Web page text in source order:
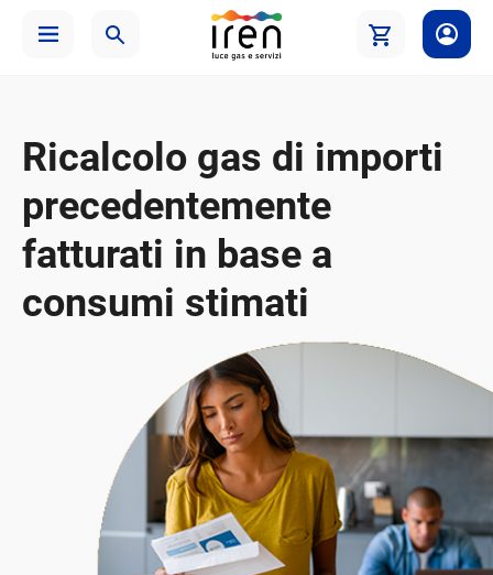
Ricalcolo gas di importi
precedentemente
fatturati in base a
consumi stimati